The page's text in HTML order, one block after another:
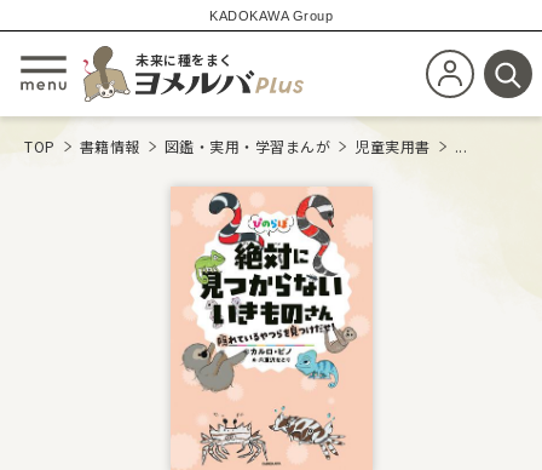
KADOKAWA Group
メニューを開閉する
未来に種をまく
新規会員登
検
TOP 書籍情報 図鑑・実用・学習まんが 児童実用書 ...